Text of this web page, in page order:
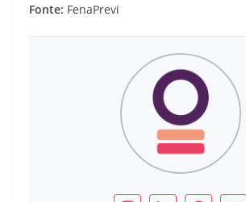
Fonte: FenaPrevi